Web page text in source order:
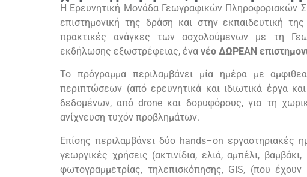
Η Ερευνητική Μονάδα Γεωγραφικών Πληροφοριακών
επιστημονική της δράση και στην εκπαιδευτική
πρακτικές ανάγκες των ασχολούμενων με τη
εκδήλωσης εξωστρέφειας, ένα νέο ΔΩΡΕΑΝ
Το πρόγραμμα περιλαμβάνει μία ημέρα με
περιπτώσεων (από ερευνητικά και ιδιωτικά έργα
δεδομένων, από drone και δορυφόρους, για τη
ανίχνευση τυχόν προβλημάτων.
Επίσης περιλαμβάνει δύο hands–on εργαστηριακές
γεωργικές χρήσεις (ακτινίδια, ελιά, αμπέλι,
φωτογραμμετρίας, τηλεπισκόπησης, GIS, (που έχουν